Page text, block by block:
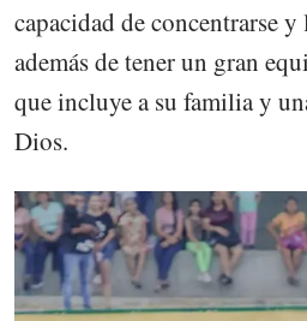
capacidad de concentrarse
además de tener un gran
que incluye a su familia y
Dios.